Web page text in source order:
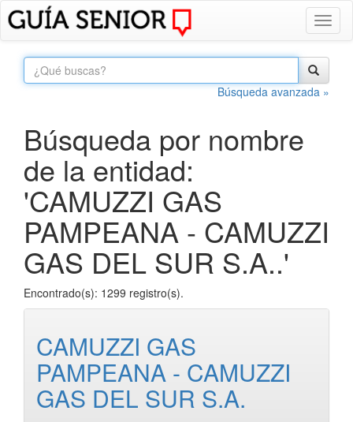
Búsqueda avanzada »
Búsqueda por nombre
de la entidad:
'CAMUZZI GAS
PAMPEANA - CAMUZZI
GAS DEL SUR S.A..'
Encontrado(s): 1299 registro(s).
CAMUZZI GAS
PAMPEANA - CAMUZZI
GAS DEL SUR S.A.